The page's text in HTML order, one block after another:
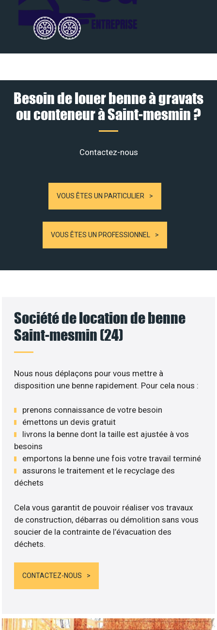
Besoin de louer benne à gravats
ou conteneur à Saint-mesmin ?
Contactez-nous
VOUS ÊTES UN PARTICULIER
VOUS ÊTES UN PROFESSIONNEL
Société de location de benne
Saint-mesmin (24)
Nous nous déplaçons pour vous mettre à
disposition une benne rapidement. Pour cela nous :
prenons connaissance de votre besoin
émettons un devis gratuit
livrons la benne dont la taille est ajustée à vos
besoins
emportons la benne une fois votre travail terminé
assurons le traitement et le recyclage des
déchets
Cela vous garantit de pouvoir réaliser vos travaux
de construction, débarras ou démolition sans vous
soucier de la contrainte de l’évacuation des
déchets.
CONTACTEZ-NOUS